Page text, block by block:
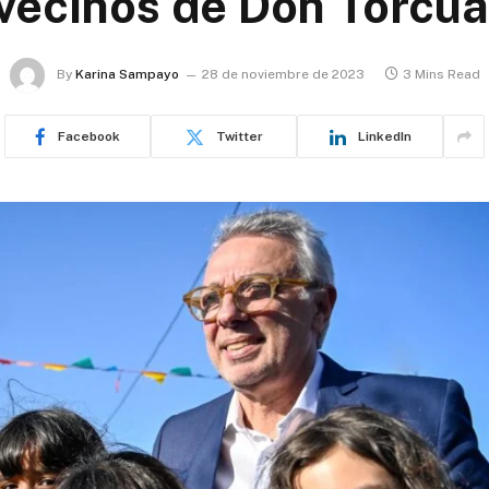
By Karina Sampayo 28 de noviembre de 2023 3 Mins Read
Facebook Twitter LinkedIn